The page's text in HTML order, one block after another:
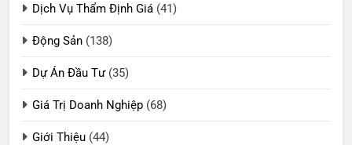
Dịch Vụ Thẩm Định Giá (41)
Động Sản (138)
Dự Án Đầu Tư(35)
Giá Trị Doanh Nghiệp (68)
Giới Thiệu (44)